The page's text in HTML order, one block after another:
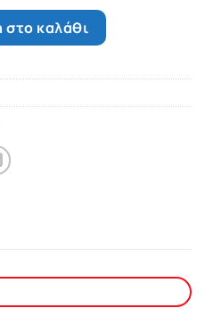
-ΤΟΜΟΣ Γ’ ποσότητα
καλάθι